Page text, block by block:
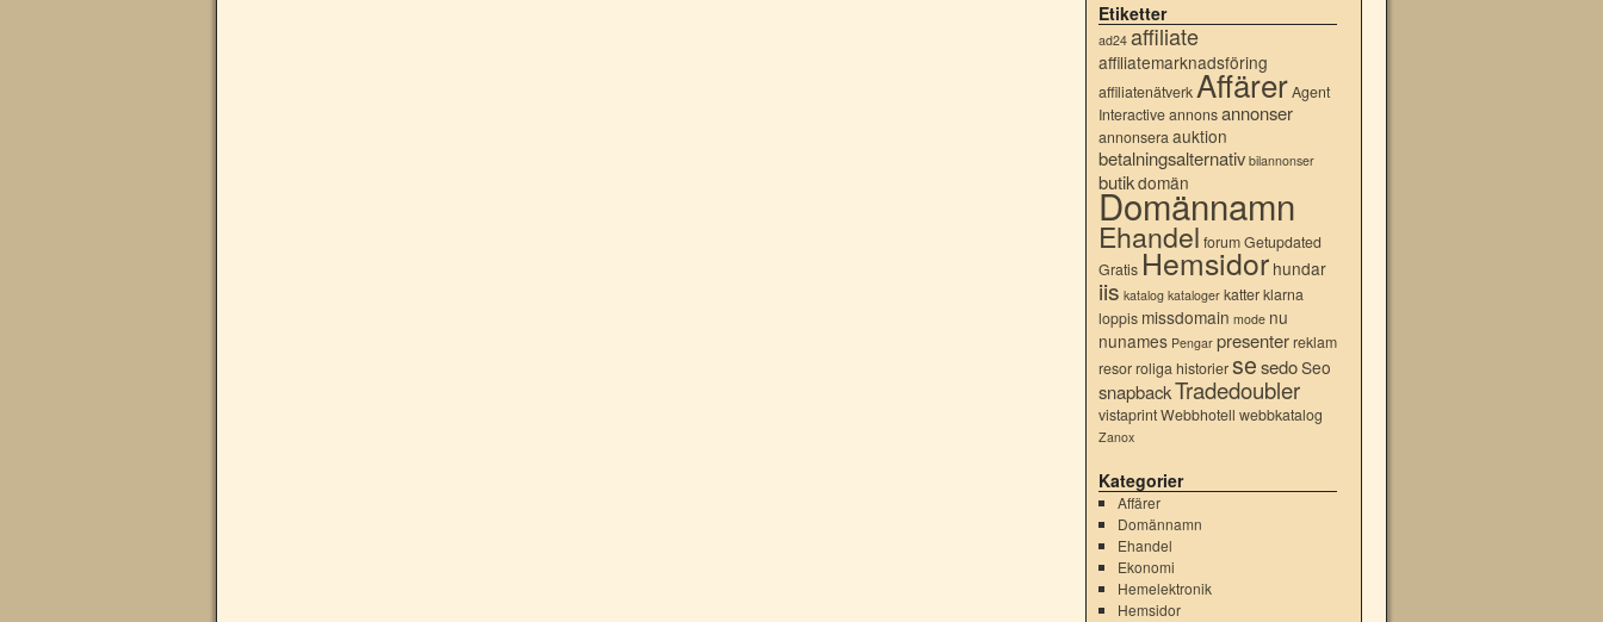
Etiketter
ad24 affiliate
affiliatemarknadsföring
affiliatenätverk AffärerAgent
Interactiveannonsannonser
annonseraauktion
betalningsalternativ bilannonser
butikdomän
Domännamn
Ehandel forumGetupdated
Gratis Hemsidor hundar
iis katalog kataloger katterklarna
loppis missdomain mode nu
nunames Pengar presenterreklam
resorroliga historiersesedoSeo
snapbackTradedoubler
vistaprintWebbhotell webbkatalog
Zanox
Kategorier
Affärer
Domännamn
Ehandel
Ekonomi
Hemelektronik
Hemsidor